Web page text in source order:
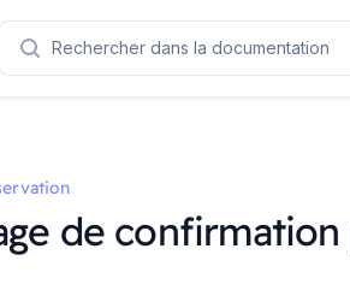
Rechercher dans la documentation
de